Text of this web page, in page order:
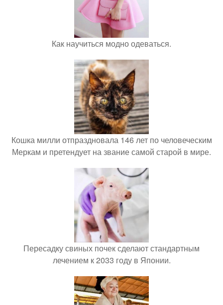
Как научиться модно одеваться.
Кошка милли отпраздновала 146 лет по человеческим
Меркам и претендует на звание самой старой в мире.
Пересадку свиных почек сделают стандартным
лечением к 2033 году в Японии.